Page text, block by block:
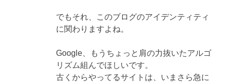
でもそれ、このブログのアイデンティティ
に関わりますよね。
Google、もうちょっと肩の力抜いたアルゴ
リズム組んでほしいです。
古くからやってるサイトは、いまさら急に